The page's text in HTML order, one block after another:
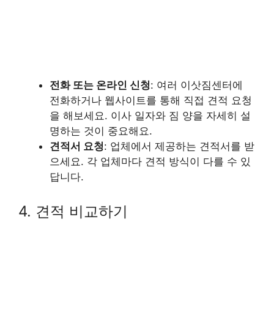
전화 또는 온라인 신청: 여러 이삿짐센터에
전화하거나 웹사이트를 통해 직접 견적 요청
을 해보세요. 이사 일자와 짐 양을 자세히 설
명하는 것이 중요해요.
견적서 요청: 업체에서 제공하는 견적서를 받
으세요. 각 업체마다 견적 방식이 다를 수 있
답니다.
4. 견적 비교하기